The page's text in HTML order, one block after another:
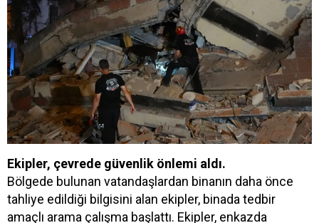
Ekipler, çevrede güvenlik önlemi aldı.
Bölgede bulunan vatandaşlardan binanın daha önce
tahliye edildiği bilgisini alan ekipler, binada tedbir
amaçlı arama çalışma başlattı. Ekipler, enkazda